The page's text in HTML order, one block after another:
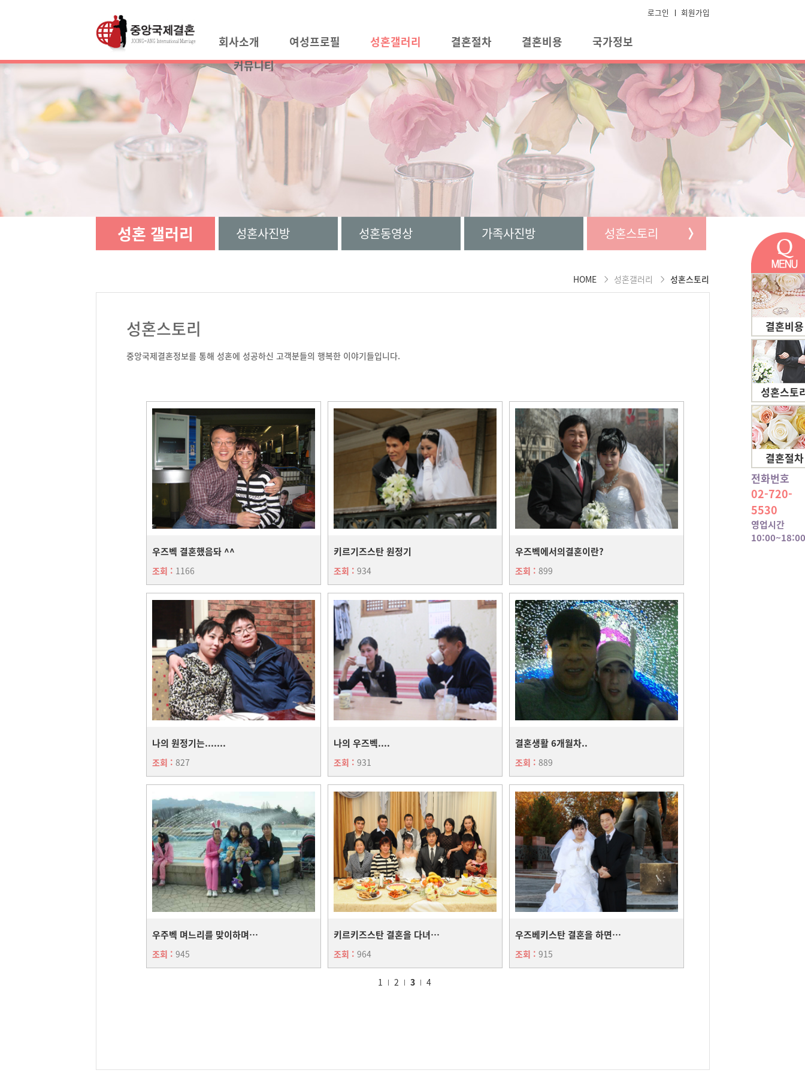
로그인 회원가입
회사소개 여성프로필 성혼갤러리 결혼절차 결혼비용
국가정보
커뮤니티
성혼 갤러리 성혼사진방 성혼동영상 가족사진방 성혼스토리
HOME 성혼갤러리 성혼스토리
성혼스토리
중앙국제결혼정보를 통해 성혼에 성공하신 고객분들의 행복한 이야기들입니다.
우즈벡 결혼했음돠 ^^
조회 : 1166
키르기즈스탄 원정기
조회 : 934
우즈벡에서의결혼이란?
조회 : 899
나의 원정기는.......
조회 : 827
나의 우즈벡....
조회 : 931
결혼생활 6개월차..
조회 : 889
우주벡 며느리를 맞이하며......
조회 : 945
키르키즈스탄 결혼을 다녀오...
조회 : 964
우즈베키스탄 결혼을 하면서....
조회 : 915
1 2 3 4
결혼비용
성혼스토
결혼절차
전화번호
02-720-
5530
영업시간
10:00~18:00